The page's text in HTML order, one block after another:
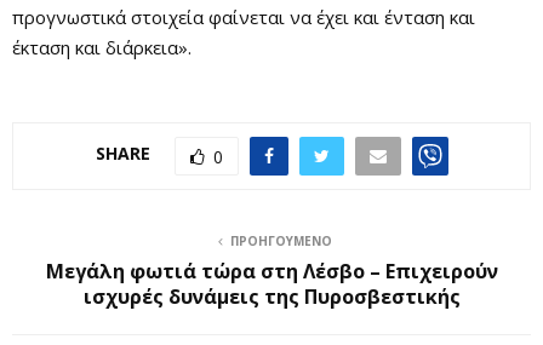
προγνωστικά στοιχεία φαίνεται να έχει και ένταση και
έκταση και διάρκεια».
SHARE 0
ΠΡΟΗΓΟΎΜΕΝΟ
Μεγάλη φωτιά τώρα στη Λέσβο – Επιχειρούν
ισχυρές δυνάμεις της Πυροσβεστικής